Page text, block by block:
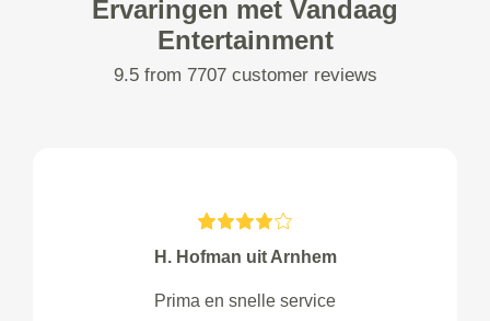
Ervaringen met Vandaag
Entertainment
9.5 from 7707 customer reviews
H. Hofman uit Arnhem
Prima en snelle service